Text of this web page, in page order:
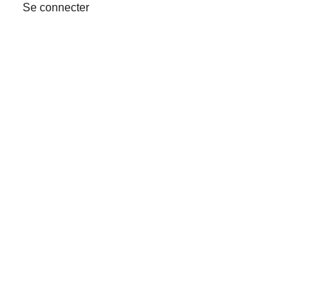
Se connecter